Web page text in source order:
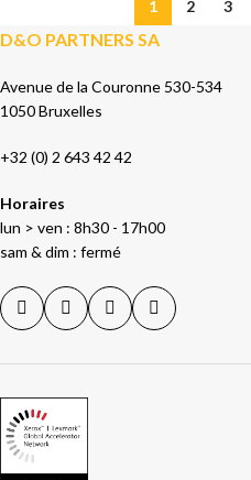
1 2 3
D&O PARTNERS SA
Avenue de la Couronne 530-534
1050 Bruxelles
+32 (0) 2 643 42 42
Horaires
lun > ven : 8h30 - 17h00
sam & dim : fermé